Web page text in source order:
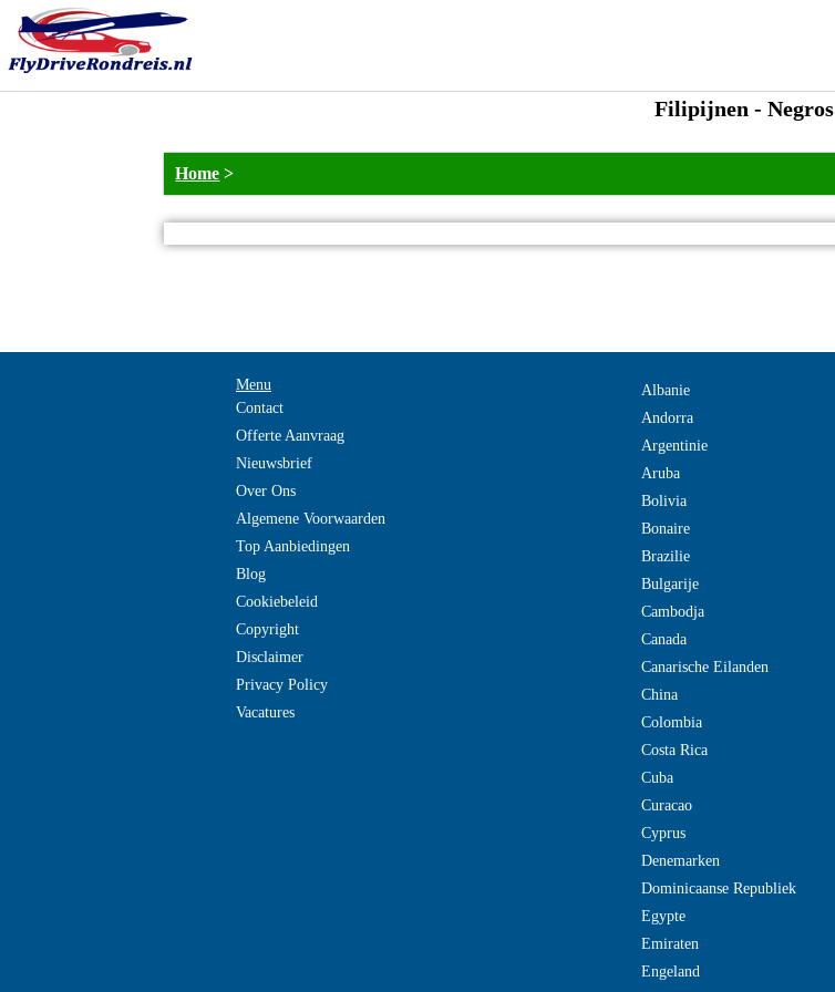
Filipijnen - Negros
Home >
Menu
Contact
Offerte Aanvraag
Nieuwsbrief
Over Ons
Algemene Voorwaarden
Top Aanbiedingen
Blog
Cookiebeleid
Copyright
Disclaimer
Privacy Policy
Vacatures
Albanie
Andorra
Argentinie
Aruba
Bolivia
Bonaire
Brazilie
Bulgarije
Cambodja
Canada
Canarische Eilanden
China
Colombia
Costa Rica
Cuba
Curacao
Cyprus
Denemarken
Dominicaanse Republiek
Egypte
Emiraten
Engeland